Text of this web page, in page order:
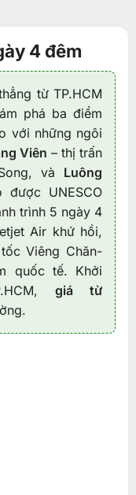
4 đêm
từ TP.HCM
phá ba điểm
với những ngôi
Viên – thị trấn
và Luông
UNESCO
trình 5 ngày 4
Air khứ hồi,
Viêng Chăn-
quốc tế. Khởi
giá từ